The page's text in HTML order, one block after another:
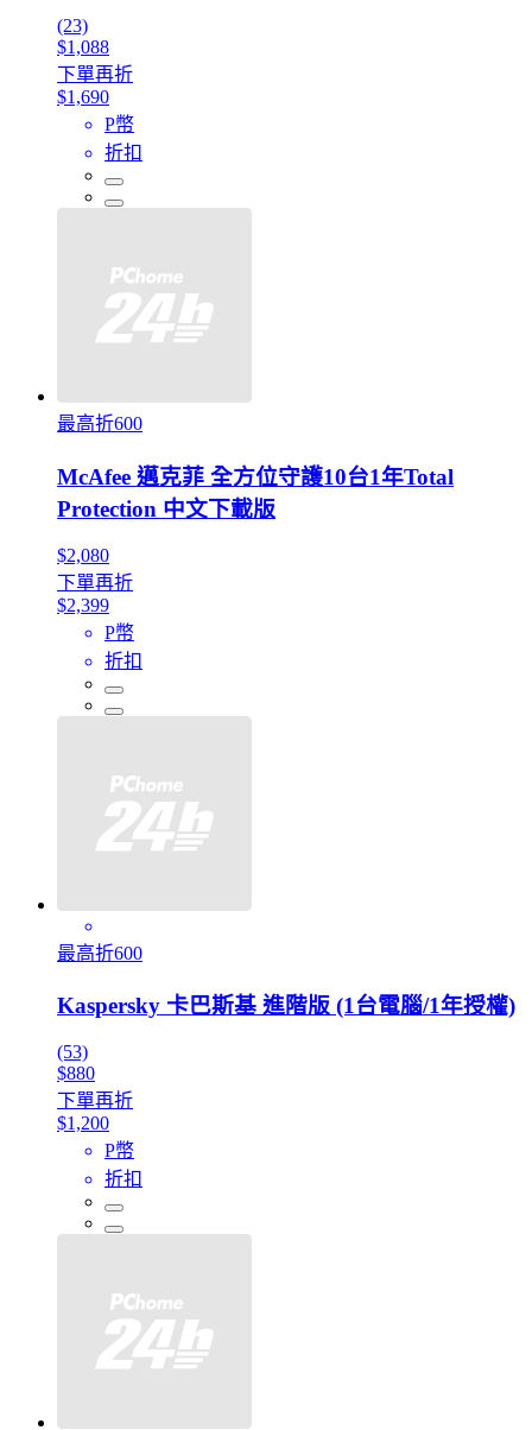
(23)
$1,088
下單再折
$1,690
P幣
折扣
最高折600
McAfee 邁克菲 全方位守護10台1年Total
Protection 中文下載版
$2,080
下單再折
$2,399
P幣
折扣
最高折600
Kaspersky 卡巴斯基 進階版 (1台電腦/1年授權)
(53)
$880
下單再折
$1,200
P幣
折扣